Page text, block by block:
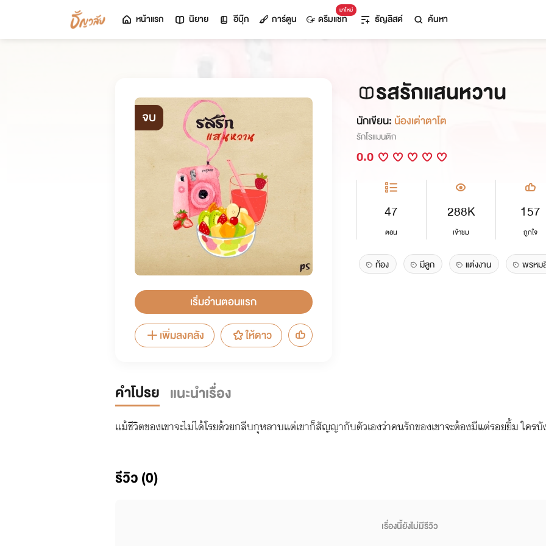
หน้าแรก นิยาย อีบุ๊ก การ์ตูน
มาใหม่
ดรีมแชท ธัญลิสต์ ค้นหา
จบ
เริ่มอ่านตอนแรก
เพิ่มลงคลัง
ให้ดาว
รสรักแสนหวาน
นักเขียน: น้องเต่าตาโต
รักโรแมนติก
0.0
47
ตอน
288K
เข้าชม
157
ถูกใจ
ท้อง มีลูก แต่งงาน พรหม
คำโปรย แนะนำเรื่อง
แม้ชีวิตของเขาจะไม่ได้โรยด้วยกลีบกุหลาบแต่เขาก็สัญญากับตัวเองว่าคนรักของเขาจะต้องมีแต่รอยยิ้ม ใครบั
รีวิว (0)
เรื่องนี้ยังไม่มีรีวิว